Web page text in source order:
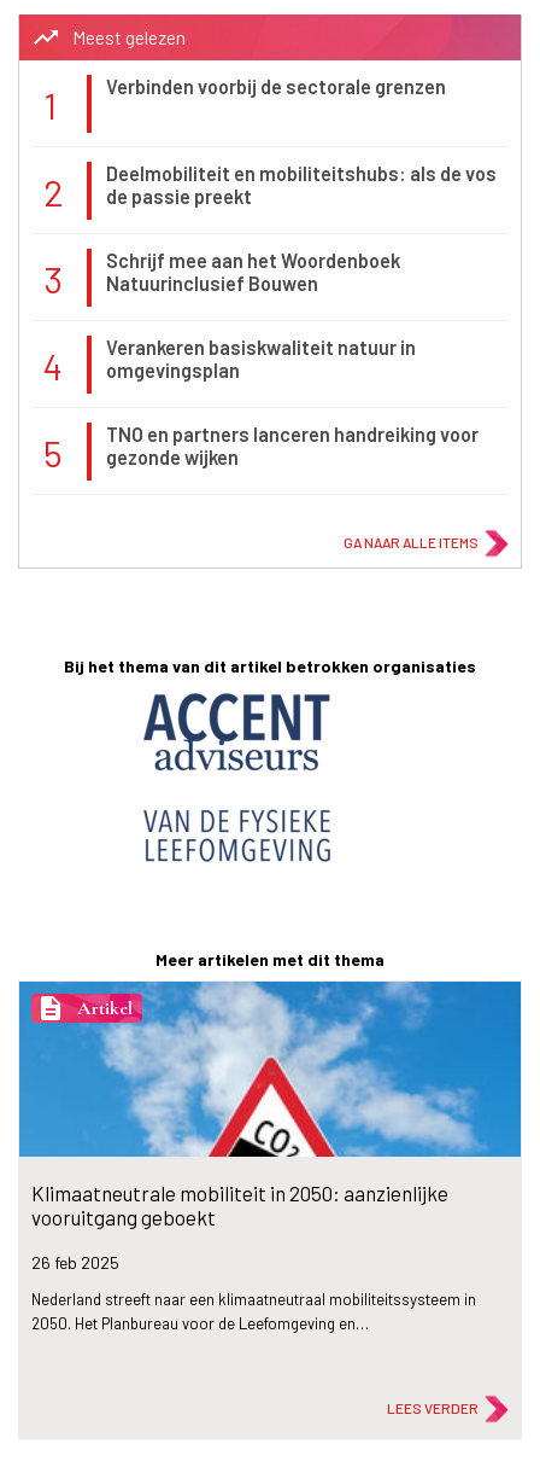
trending_up Meest gelezen
1 Verbinden voorbij de sectorale grenzen
2
Deelmobiliteit en mobiliteitshubs: als de vos
de passie preekt
3
Schrijf mee aan het Woordenboek
Natuurinclusief Bouwen
4
Verankeren basiskwaliteit natuur in
omgevingsplan
5
TNO en partners lanceren handreiking voor
gezonde wijken
GA NAAR ALLE ITEMS
Bij het thema van dit artikel betrokken organisaties
Meer artikelen met dit thema
description Artikel
Klimaatneutrale mobiliteit in 2050: aanzienlijke
vooruitgang geboekt
26 feb 2025
Nederland streeft naar een klimaatneutraal mobiliteitssysteem in
2050. Het Planbureau voor de Leefomgeving en…
LEES VERDER